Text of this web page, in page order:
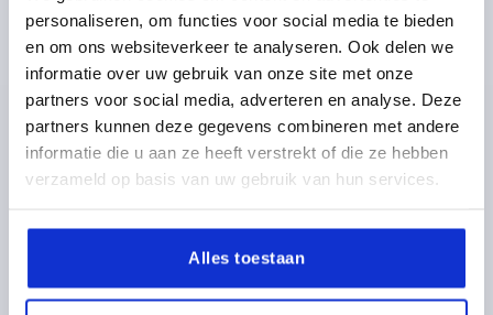
personaliseren, om functies voor social media te bieden
en om ons websiteverkeer te analyseren. Ook delen we
informatie over uw gebruik van onze site met onze
partners voor social media, adverteren en analyse. Deze
partners kunnen deze gegevens combineren met andere
informatie die u aan ze heeft verstrekt of die ze hebben
verzameld op basis van uw gebruik van hun services.
Alles toestaan
VOLANT MOLETÉ T. 1, D1=40 D=M05, , FORME:K,
COMP:ACIER INOX., COUVERCLE:ROUGE RAL3020
COLORIS DU COUVERCLE =ROUGE TRAFFIC RAL 3020
PROFONDEUR DE FILETAGE=10
FORME=K
TAILLE=1
HAUTEUR=31 H1=13
Référence:K0261.21056